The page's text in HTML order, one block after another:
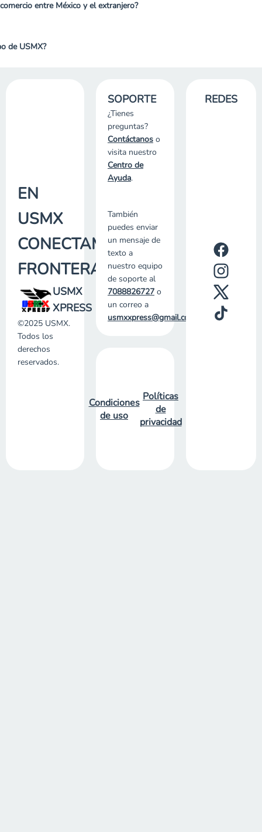
entre México y el extranjero?
de USMX?
EN
USMX
CONECTAMOS
FRONTERAS
USMX
XPRESS
©2025 USMX.
Todos los
derechos
reservados.
SOPORTE
¿Tienes
preguntas?
Contáctanos o
visita nuestro
Centro de
Ayuda.
También
puedes enviar
un mensaje de
texto a
nuestro equipo
de soporte al
7088826727 o
un correo a
usmxxpress@gmail.com
Condiciones
de uso
Políticas
de
privacidad
REDES